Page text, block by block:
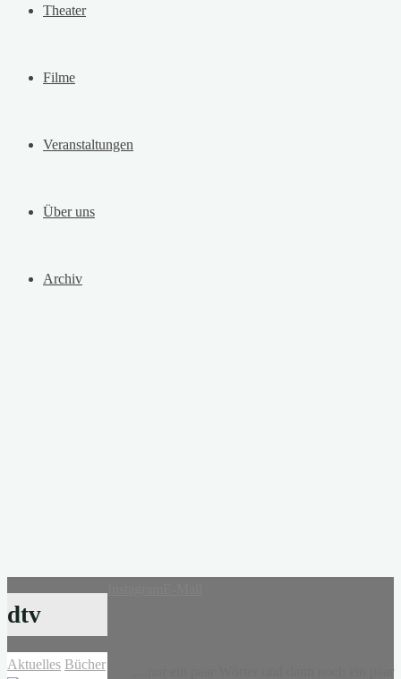
Theater
Filme
Veranstaltungen
Über uns
Archiv
dtv
Aktuelles Bücher